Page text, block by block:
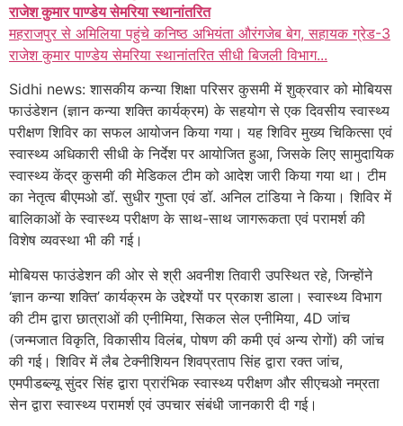
राजेश कुमार पाण्डेय सेमरिया स्थानांतरित
महराजपुर से अमिलिया पहुंचे कनिष्ठ अभियंता औरंगजेब बेग, सहायक ग्रेड-3
राजेश कुमार पाण्डेय सेमरिया स्थानांतरित सीधी बिजली विभाग...
Sidhi news: शासकीय कन्या शिक्षा परिसर कुसमी में शुक्रवार को मोबियस
फाउंडेशन (ज्ञान कन्या शक्ति कार्यक्रम) के सहयोग से एक दिवसीय स्वास्थ्य
परीक्षण शिविर का सफल आयोजन किया गया। यह शिविर मुख्य चिकित्सा एवं
स्वास्थ्य अधिकारी सीधी के निर्देश पर आयोजित हुआ, जिसके लिए सामुदायिक
स्वास्थ्य केंद्र कुसमी की मेडिकल टीम को आदेश जारी किया गया था। टीम
का नेतृत्व बीएमओ डॉ. सुधीर गुप्ता एवं डॉ. अनिल टांडिया ने किया। शिविर में
बालिकाओं के स्वास्थ्य परीक्षण के साथ-साथ जागरूकता एवं परामर्श की
विशेष व्यवस्था भी की गई।
मोबियस फाउंडेशन की ओर से श्री अवनीश तिवारी उपस्थित रहे, जिन्होंने
‘ज्ञान कन्या शक्ति’ कार्यक्रम के उद्देश्यों पर प्रकाश डाला। स्वास्थ्य विभाग
की टीम द्वारा छात्राओं की एनीमिया, सिकल सेल एनीमिया, 4D जांच
(जन्मजात विकृति, विकासीय विलंब, पोषण की कमी एवं अन्य रोगों) की जांच
की गई। शिविर में लैब टेक्नीशियन शिवप्रताप सिंह द्वारा रक्त जांच,
एमपीडब्ल्यू सुंदर सिंह द्वारा प्रारंभिक स्वास्थ्य परीक्षण और सीएचओ नम्रता
सेन द्वारा स्वास्थ्य परामर्श एवं उपचार संबंधी जानकारी दी गई।